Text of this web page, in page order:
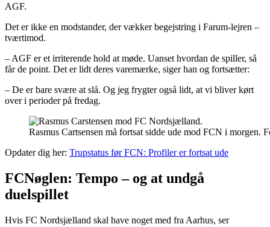
AGF.
Det er ikke en modstander, der vækker begejstring i Farum-lejren –
tværtimod.
– AGF er et irriterende hold at møde. Uanset hvordan de spiller, så
får de point. Det er lidt deres varemærke, siger han og fortsætter:
– De er bare svære at slå. Og jeg frygter også lidt, at vi bliver kørt
over i perioder på fredag.
Rasmus Cartsensen må fortsat sidde ude mod FCN i morgen.
Opdater dig her: Trupstatus før FCN: Profiler er fortsat ude
FCNøglen: Tempo – og at undgå
duelspillet
Hvis FC Nordsjælland skal have noget med fra Aarhus, ser